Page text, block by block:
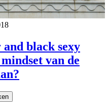
black sexy
van de